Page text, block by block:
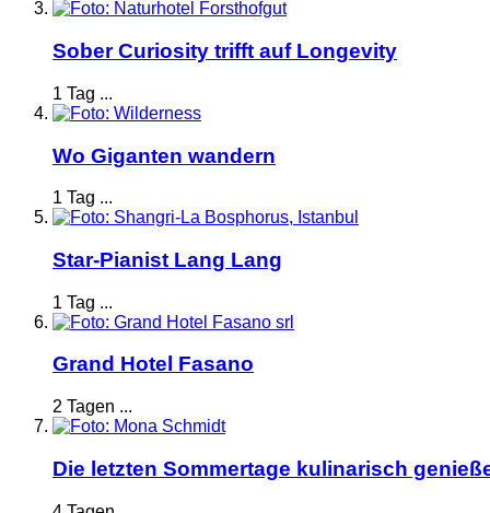
Sober Curiosity trifft auf Longevity
1 Tag ...
Wo Giganten wandern
1 Tag ...
Star-Pianist Lang Lang
1 Tag ...
Grand Hotel Fasano
2 Tagen ...
Die letzten Sommertage kulinarisch